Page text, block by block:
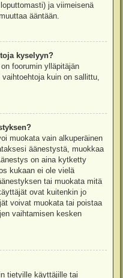
ja viimeisenä
ääntään.
kyselyyn?
foorumin ylläpitäjän
kuin on sallittu,
muokata vain alkuperäinen
äänestystä, muokkaa
on aina kytketty
kukaan ei ole vielä
tai muokata mitä
ovat kuitenkin jo
voivat muokata tai poistaa
vaihtamisen kesken
tietyille käyttäjille tai